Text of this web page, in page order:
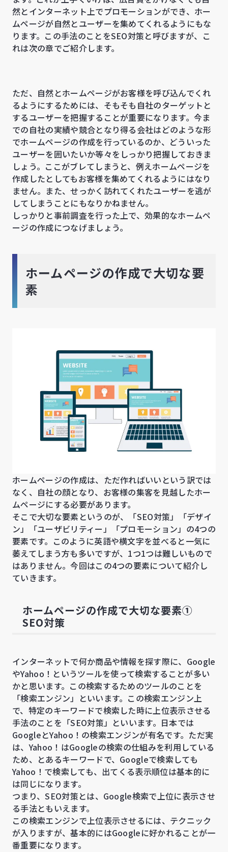
然とインターネット上でプロモーションができ、ホー
ムページが自然とユーザーを集めてくれるようにもな
ります。この手法のことをSEO対策と呼びますが、こ
れは次の章でご紹介します。
ただ、自然とホームページがお客様を呼び込んでくれ
るようにするためには、そもそも自社のターゲットと
するユーザーを把握することが重要になります。今ま
での自社の実績や競合となり得る会社はどのような形
でホームページの作成を行っているのか、どういった
ユーザーを囲いたいか等々をしっかり把握しておきま
しょう。ここがブレてしまうと、例えホームページを
作成したとしてもお客様を集めてくれるようにはなり
ません。また、せっかく訪れてくれたユーザーを逃が
してしまうことにもなりかねません。
しっかりと事前調査を行った上で、効果的なホームペ
ージの作成につなげましょう。
ホームページの作成で大切な要
素
ホームページの作成は、ただ作ればいいという訳では
なく、自社の顔となり、お客様の集客を見越したホー
ムページにする必要があります。
そこで大切な要素というのが、「SEO対策」「デザイ
ン」「ユーザビリティー」「プロモーション」の4つの
要素です。このように英語や横文字を並べると一気に
萎えてしまう方も多いですが、1つ1つは難しいもので
はありません。今回はこの4つの要素について紹介し
ていきます。
ホームページの作成で大切な要素①
SEO対策
インターネットで何か商品や情報を探す際に、Google
やYahoo！というツールを使って検索することが多い
かと思います。この検索するためのツールのことを
「検索エンジン」といいます。この検索エンジン上
で、特定のキーワードで検索した時に上位表示させる
手法のことを「SEO対策」といいます。日本では
GoogleとYahoo！の検索エンジンが有名です。ただ実
は、Yahoo！はGoogleの検索の仕組みを利用している
ため、とあるキーワードで、Googleで検索しても
Yahoo！で検索しても、出てくる表示順位は基本的に
は同じになります。
つまり、SEO対策とは、Google検索で上位に表示させ
る手法ともいえます。
この検索エンジンで上位表示させるには、テクニック
が入りますが、基本的にはGoogleに好かれることが一
番重要になります。